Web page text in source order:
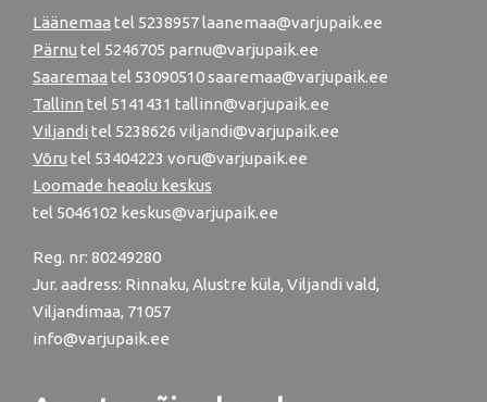
Läänemaa tel 5238957 laanemaa@varjupaik.ee
Pärnu tel 5246705 parnu@varjupaik.ee
Saaremaa tel 53090510 saaremaa@varjupaik.ee
Tallinn tel 5141431 tallinn@varjupaik.ee
Viljandi tel 5238626 viljandi@varjupaik.ee
Võru tel 53404223 voru@varjupaik.ee
Loomade heaolu keskus
tel 5046102 keskus@varjupaik.ee
Reg. nr: 80249280
Jur. aadress: Rinnaku, Alustre küla, Viljandi vald,
Viljandimaa, 71057
info@varjupaik.ee